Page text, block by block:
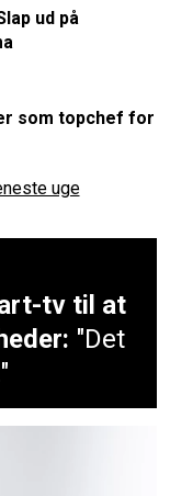
ud på
som topchef for
uge
tv til at
"Det